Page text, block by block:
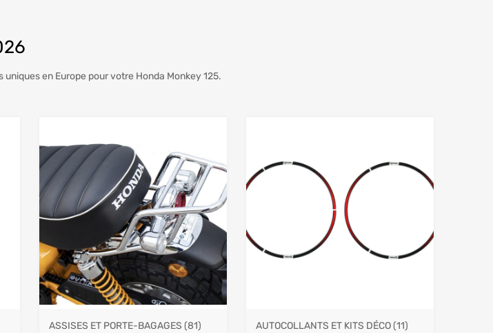
en Europe pour votre Honda Monkey 125.
ASSISES ET PORTE-BAGAGES (81) AUTOCOLLANTS ET KITS DÉCO(11)